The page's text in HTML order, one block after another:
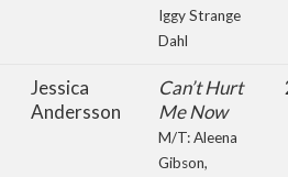
Iggy Strange
Dahl
Jessica
Andersson
Can’t Hurt
Me Now
M/T: Aleena
Gibson,